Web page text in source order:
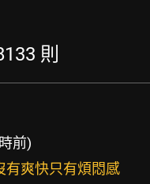
則
前)
有爽快只有煩悶感